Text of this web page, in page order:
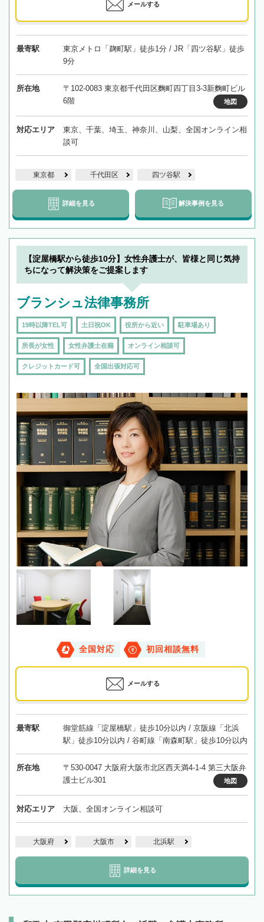
メールする
最寄駅
東京メトロ「麹町駅」徒歩1分 / JR「四ツ谷駅」徒歩
9分
所在地
〒102-0083 東京都千代田区麴町四丁目3-3新麴町ビル
6階
地図
対応エリア
東京、千葉、埼玉、神奈川、山梨、全国オンライン相
談可
東京都 千代田区 四ツ谷駅
詳細を見る 解決事例を見る
【淀屋橋駅から徒歩10分】女性弁護士が、皆様と同じ気持
ちになって解決策をご提案します
ブランシュ法律事務所
19時以降TEL可 土日祝OK 役所から近い 駐車場あり
所長が女性 女性弁護士在籍 オンライン相談可
クレジットカード可 全国出張対応可
全国対応 初回相談無料
メールする
最寄駅
御堂筋線「淀屋橋駅」徒歩10分以内 / 京阪線「北浜
駅」徒歩10分以内 / 谷町線「南森町駅」徒歩10分以内
所在地
〒530-0047 大阪府大阪市北区西天満4-1-4 第三大阪弁
護士ビル301
地図
対応エリア 大阪、全国オンライン相談可
大阪府 大阪市 北浜駅
詳細を見る